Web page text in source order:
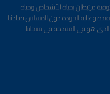
مرتبطان بحياة الأشخاص وحياة
وعالية الجودة دون المساس بمبادئنا
هو في المقدمة في منتجاتنا